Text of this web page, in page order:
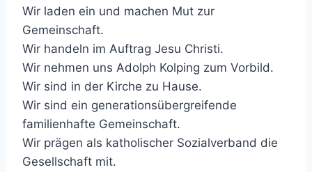
Wir laden ein und machen Mut zur
Gemeinschaft.
Wir handeln im Auftrag Jesu Christi.
Wir nehmen uns Adolph Kolping zum Vorbild.
Wir sind in der Kirche zu Hause.
Wir sind ein generationsübergreifende
familienhafte Gemeinschaft.
Wir prägen als katholischer Sozialverband die
Gesellschaft mit.